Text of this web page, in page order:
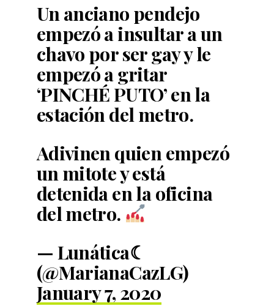
Un anciano pendejo
empezó a insultar a un
chavo por ser gay y le
empezó a gritar
‘PINCHÉ PUTO’ en la
estación del metro.
Adivinen quien empezó
un mitote y está
detenida en la oficina
del metro.
— Lunática☾
(@MarianaCazLG)
January 7, 2020